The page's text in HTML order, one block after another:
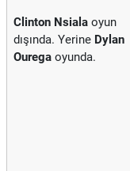
Clinton Nsiala oyun
dışında. Yerine Dylan
Ourega oyunda.